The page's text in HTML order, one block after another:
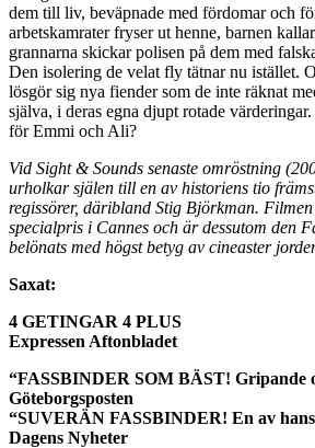
dem till liv, beväpnade med fördomar och
arbetskamrater fryser ut henne, barnen
grannarna skickar polisen på dem med
Den isolering de velat fly tätnar nu istället.
lösgör sig nya fiender som de inte räknat
själva, i deras egna djupt rotade
för Emmi och Ali?
Vid Sight & Sounds senaste omröstning
urholkar själen till en av historiens tio
regissörer, däribland Stig Björkman.
specialpris i Cannes och är dessutom den
belönats med högst betyg av cineaster
Saxat:
4 GETINGAR 4 PLUS
Expressen Aftonbladet
“FASSBINDER SOM BÄST! Gripande
Göteborgsposten
“SUVERÄN FASSBINDER! En av
Dagens Nyheter